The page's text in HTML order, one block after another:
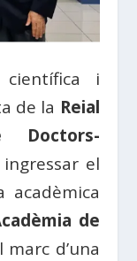
científica i
de la Reial
Doctors-
ingressar el
acadèmica
de
marc d’una